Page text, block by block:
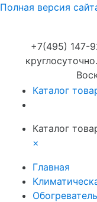
Полная версия
+7(495) 147-
Каталог
Каталог
×
Главная